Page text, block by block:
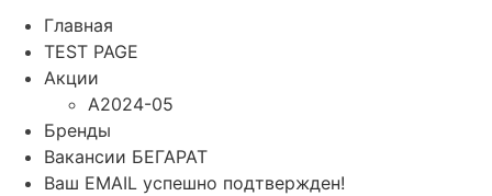
Главная
TEST PAGE
Акции
A2024-05
Бренды
Вакансии БЕГАРАТ
Ваш EMAIL успешно подтвержден!